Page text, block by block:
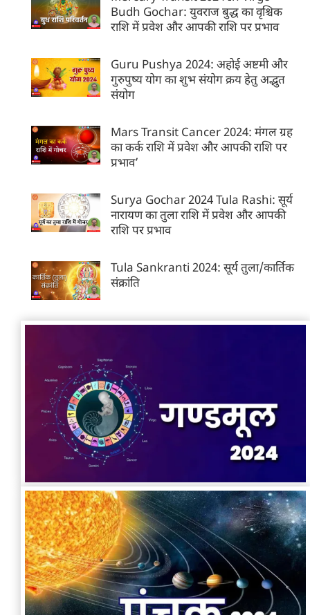
Budh Gochar: युवराज बुद्ध का वृश्चिक
राशि में प्रवेश और आपकी राशि पर प्रभाव
Guru Pushya 2024: अहोई अष्टमी और
गुरुपुष्य योग का शुभ संयोग क्रय हेतु अद्भुत
संयोग
Mars Transit Cancer 2024: मंगल ग्रह
का कर्क राशि में प्रवेश और आपकी राशि पर
प्रभाव’
Surya Gochar 2024 Tula Rashi: सूर्य
नारायण का तुला राशि में प्रवेश और आपकी
राशि पर प्रभाव
Tula Sankranti 2024: सूर्य तुला/कार्तिक
संक्रांति